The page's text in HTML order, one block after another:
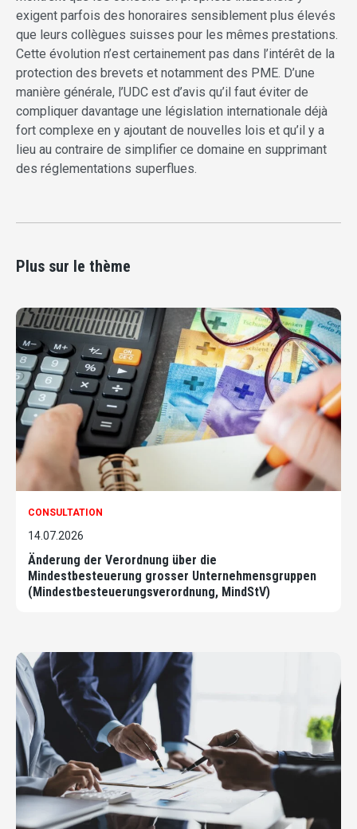
exigent parfois des honoraires sensiblement plus élevés
que leurs collègues suisses pour les mêmes prestations.
Cette évolution n’est certainement pas dans l’intérêt de la
protection des brevets et notamment des PME. D’une
manière générale, l’UDC est d’avis qu’il faut éviter de
compliquer davantage une législation internationale déjà
fort complexe en y ajoutant de nouvelles lois et qu’il y a
lieu au contraire de simplifier ce domaine en supprimant
des réglementations superflues.
Plus sur le thème
CONSULTATION
14.07.2026
Änderung der Verordnung über die
Mindestbesteuerung grosser Unternehmensgruppen
(Mindestbesteuerungsverordnung, MindStV)